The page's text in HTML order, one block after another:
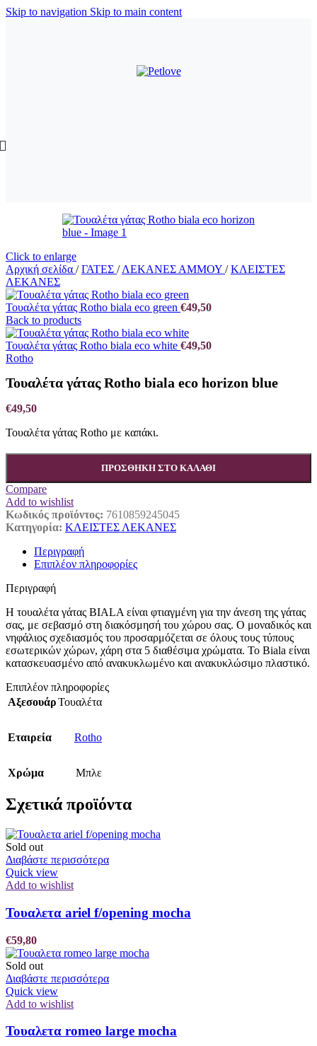
Skip to navigation Skip to main content
Click to enlarge
Αρχική σελίδα / ΓΑΤΕΣ / ΛΕΚΑΝΕΣ ΑΜΜΟΥ / ΚΛΕΙΣΤΕΣ
ΛΕΚΑΝΕΣ
Τουαλέτα γάτας Rotho biala eco green €49,50
Back to products
Τουαλέτα γάτας Rotho biala eco white €49,50
Rotho
Τουαλέτα γάτας Rotho biala eco horizon blue
€49,50
Τουαλέτα γάτας Rotho με καπάκι.
ΠΡΟΣΘΉΚΗ ΣΤΟ ΚΑΛΆΘΙ
Compare
Add to wishlist
Κωδικός προϊόντος: 7610859245045
Κατηγορία: ΚΛΕΙΣΤΕΣ ΛΕΚΑΝΕΣ
Περιγραφή
Επιπλέον πληροφορίες
Περιγραφή
Η τουαλέτα γάτας BIALA είναι φτιαγμένη για την άνεση της γάτας
σας, με σεβασμό στη διακόσμησή του χώρου σας. Ο μοναδικός και
νηφάλιος σχεδιασμός του προσαρμόζεται σε όλους τους τύπους
εσωτερικών χώρων, χάρη στα 5 διαθέσιμα χρώματα. Το Biala είναι
κατασκευασμένο από ανακυκλωμένο και ανακυκλώσιμο πλαστικό.
Επιπλέον πληροφορίες
ΑξεσουάρΤουαλέτα
Εταιρεία Rotho
Χρώμα Μπλε
Σχετικά προϊόντα
Sold out
Διαβάστε περισσότερα
Quick view
Add to wishlist
Τουαλετα ariel f/opening mocha
€59,80
Sold out
Διαβάστε περισσότερα
Quick view
Add to wishlist
Τουαλετα romeo large mocha